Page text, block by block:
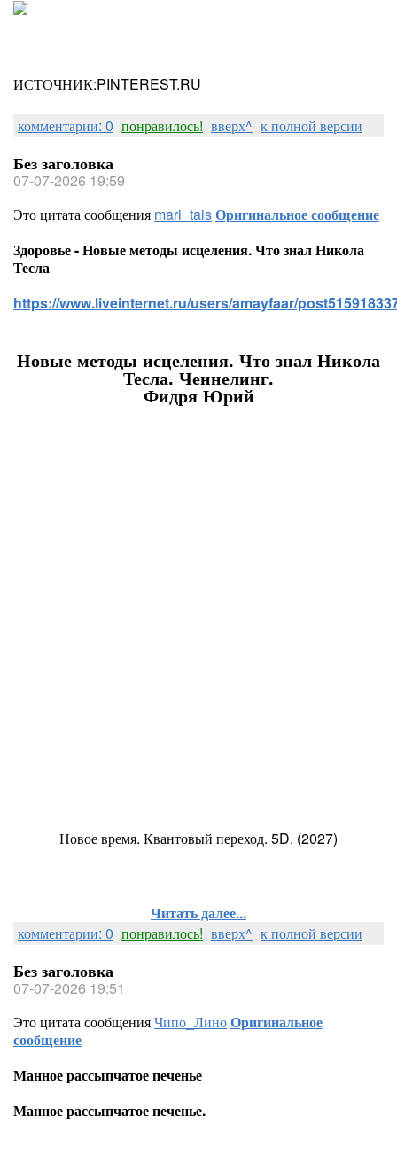
ИСТОЧНИК:PINTEREST.RU
комментарии: 0 понравилось! вверх^ к полной версии
Без заголовка
07-07-2026 19:59
Это цитата сообщения mari_taisОригинальное сообщение
Здоровье - Новые методы исцеления. Что знал Никола
Тесла
https://www.liveinternet.ru/users/amayfaar/
Новые методы исцеления. Что знал Никола
Тесла. Ченнелинг.
Фидря Юрий
Новое время. Квантовый переход. 5D. (2027)
Читать далее...
комментарии: 0 понравилось! вверх^ к полной версии
Без заголовка
07-07-2026 19:51
Это цитата сообщенияЧипо_ЛиноОригинальное
сообщение
Манное рассыпчатое печенье
Манное рассыпчатое печенье.